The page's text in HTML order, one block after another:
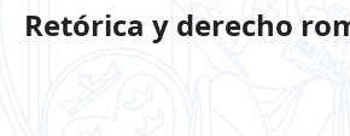
Retórica y derecho